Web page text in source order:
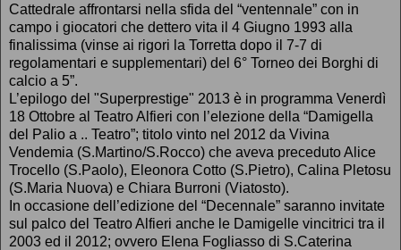
Cattedrale affrontarsi nella sfida del “ventennale” con in
campo i giocatori che dettero vita il 4 Giugno 1993 alla
finalissima (vinse ai rigori la Torretta dopo il 7-7 di
regolamentari e supplementari) del 6° Torneo dei Borghi di
calcio a 5”.
L’epilogo del "Superprestige" 2013 è in programma Venerdì
18 Ottobre al Teatro Alfieri con l’elezione della “Damigella
del Palio a .. Teatro”; titolo vinto nel 2012 da Vivina
Vendemia (S.Martino/S.Rocco) che aveva preceduto Alice
Trocello (S.Paolo), Eleonora Cotto (S.Pietro), Calina Pletosu
(S.Maria Nuova) e Chiara Burroni (Viatosto).
In occasione dell’edizione del “Decennale” saranno invitate
sul palco del Teatro Alfieri anche le Damigelle vincitrici tra il
2003 ed il 2012; ovvero Elena Fogliasso di S.Caterina